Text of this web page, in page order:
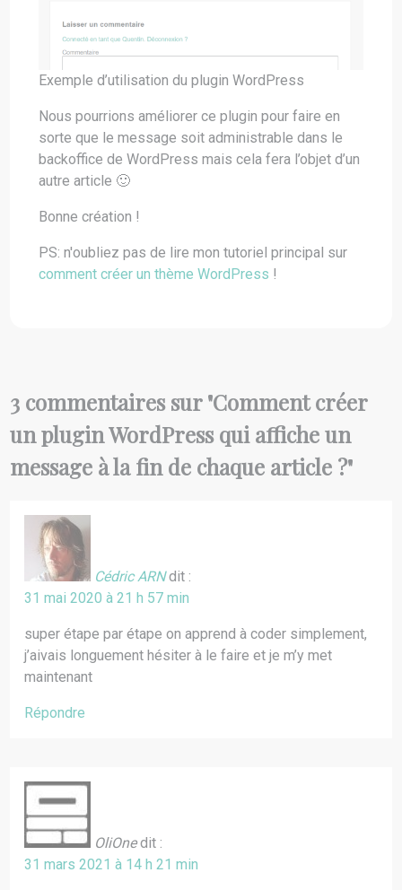
Exemple d’utilisation du plugin WordPress
Nous pourrions améliorer ce plugin pour faire en
sorte que le message soit administrable dans le
backoffice de WordPress mais cela fera l’objet d’un
autre article 🙂
Bonne création !
PS: n'oubliez pas de lire mon tutoriel principal sur
comment créer un thème WordPress !
3 commentaires sur "Comment créer
un plugin WordPress qui affiche un
message à la fin de chaque article ?"
Cédric ARN dit :
31 mai 2020 à 21 h 57 min
super étape par étape on apprend à coder simplement,
j’aivais longuement hésiter à le faire et je m’y met
maintenant
Répondre
OliOne dit :
31 mars 2021 à 14 h 21 min